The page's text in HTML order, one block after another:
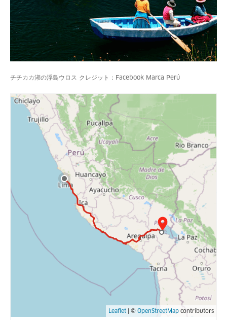
チチカカ湖の浮島ウロス クレジット：Facebook Marca Perú
Leaflet | © OpenStreetMap contributors